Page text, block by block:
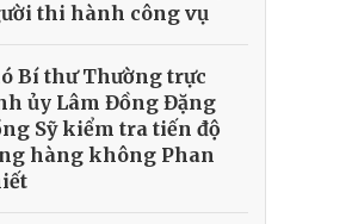
thi hành công vụ
Bí thư Thường trực
ủy Lâm Đồng Đặng
Sỹ kiểm tra tiến độ
hàng không Phan